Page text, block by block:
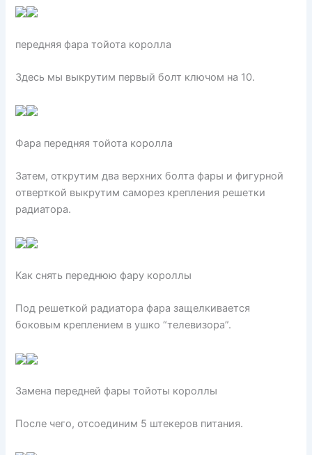
передняя фара тойота королла
Здесь мы выкрутим первый болт ключом на 10.
Фара передняя тойота королла
Затем, открутим два верхних болта фары и фигурной
отверткой выкрутим саморез крепления решетки
радиатора.
Как снять переднюю фару короллы
Под решеткой радиатора фара защелкивается
боковым креплением в ушко “телевизора”.
Замена передней фары тойоты короллы
После чего, отсоединим 5 штекеров питания.